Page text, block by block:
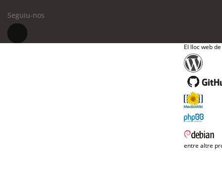
Seguiu-nos
El lloc web
entre altre